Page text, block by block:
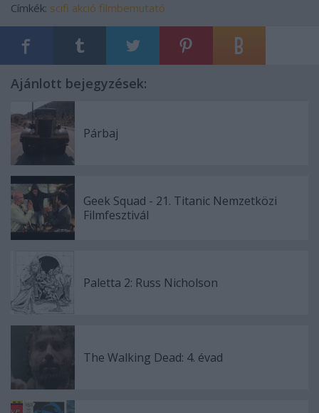
Címkék: scifi akció filmbemutató
Ajánlott bejegyzések:
Párbaj
Geek Squad - 21. Titanic Nemzetközi
Filmfesztivál
Paletta 2: Russ Nicholson
The Walking Dead: 4. évad